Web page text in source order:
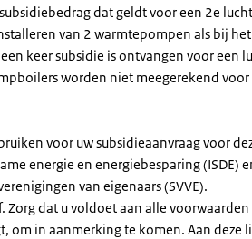
dat geldt voor een 2e
van 2 warmtepompen als bij
keer subsidie is ontvangen voor een
worden niet meegerekend voor
voor uw subsidieaanvraag voor
energie en energiebesparing (ISDE)
van eigenaars (SVVE).
Zorg dat u voldoet aan alle voorwaarden
om in aanmerking te komen. Aan deze